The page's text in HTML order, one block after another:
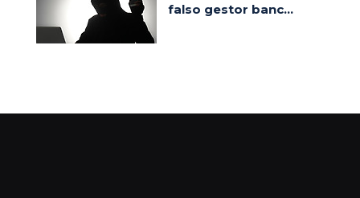
falso gestor banc...